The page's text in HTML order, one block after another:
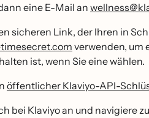
eine E-Mail an
sicheren Link, der Ihren in
verwenden, um
ist, wenn Sie eine wählen.
öffentlicher Klaviyo-API-
bei Klaviyo an und navigiere